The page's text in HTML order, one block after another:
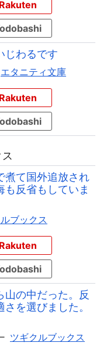
Rakuten
じわるです
エタニティ文庫
Rakuten
煮て国外追放され
も反省もしていま
ブックス
Rakuten
山の中だった。反
を選びました。
ツギクルブックス